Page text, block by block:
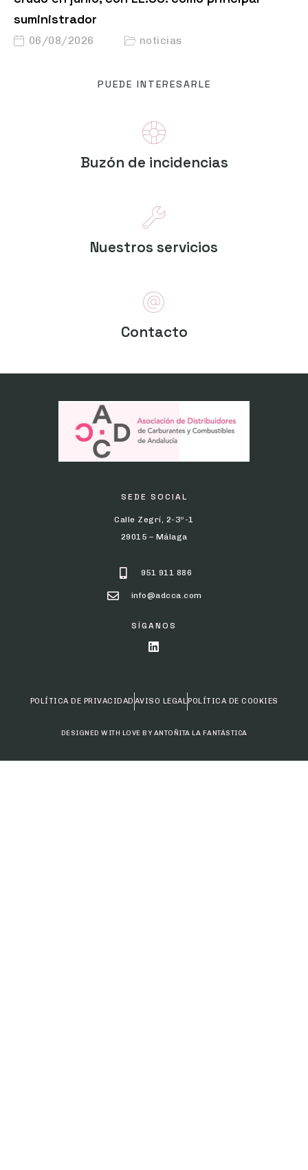
suministrador
06/08/2026 noticias
PUEDE INTERESARLE
Buzón de incidencias
Nuestros servicios
Contacto
SEDE SOCIAL
Calle Zegrí, 2-3º-1
29015 – Málaga
951 911 886
info@adcca.com
SÍGANOS
POLÍTICA DE PRIVACIDAD AVISO LEGAL POLÍTICA DE COOKIES
DESIGNED WITH LOVE BY ANTOÑITA LA FANTÁSTICA